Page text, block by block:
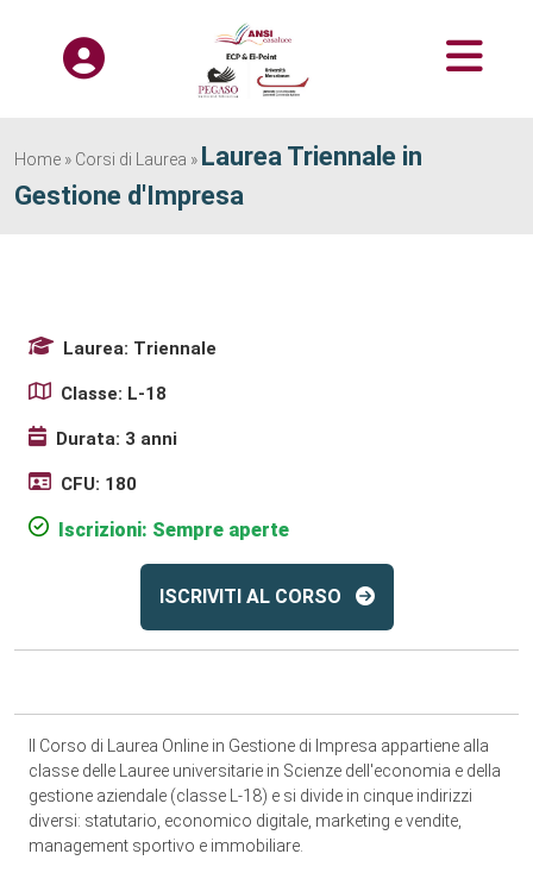
Home » Corsi di Laurea » Laurea Triennale in
Gestione d'Impresa
Laurea: Triennale
Classe: L-18
Durata: 3 anni
CFU: 180
Iscrizioni: Sempre aperte
ISCRIVITI AL CORSO
Il Corso di Laurea Online in Gestione di Impresa appartiene alla
classe delle Lauree universitarie in Scienze dell'economia e della
gestione aziendale (classe L-18) e si divide in cinque indirizzi
diversi: statutario, economico digitale, marketing e vendite,
management sportivo e immobiliare.